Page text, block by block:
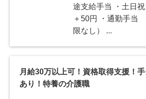
途支給手当 ・土日
＋50円 ・通勤手当
限なし） ...
月給30万以上可！資格取得支援！
あり！特養の介護職